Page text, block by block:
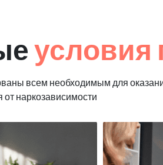
условия
всем необходимым для
от наркозависимости